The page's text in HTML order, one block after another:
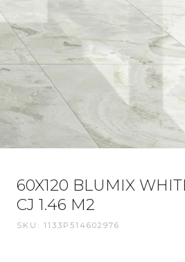
60X120 BLUMIX
CJ 1.46 M2
SKU: 1133P514602976